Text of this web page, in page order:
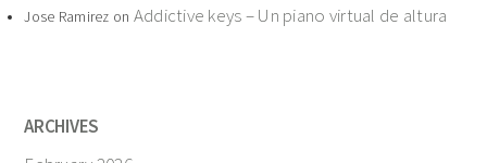
Jose Ramirez on Addictive keys – Un piano virtual de altura
ARCHIVES